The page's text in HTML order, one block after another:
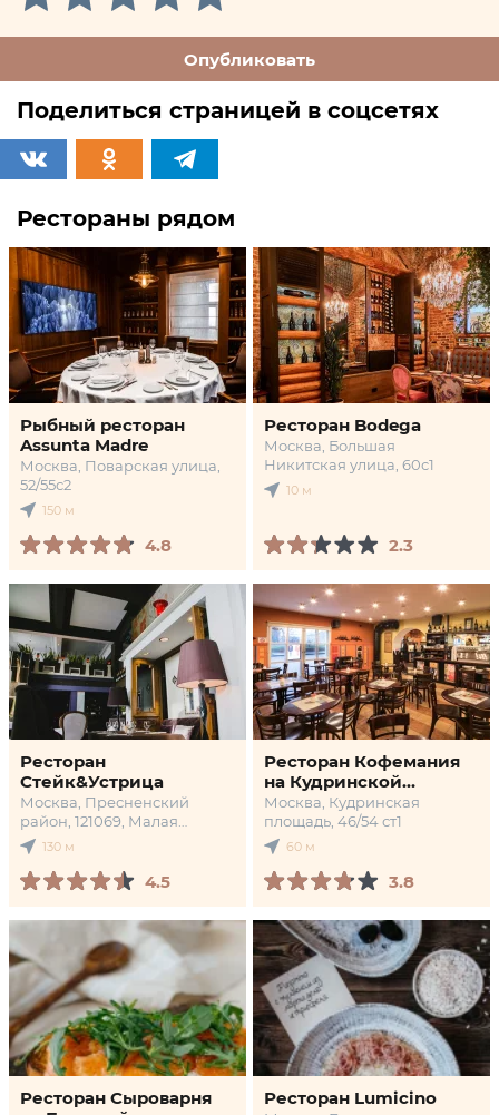
Опубликовать
Поделиться страницей в соцсетях
Рестораны рядом
Рыбный ресторан
Assunta Madre
Москва, Поварская улица,
52/55с2
150 м
4.8
Ресторан Bodega
Москва, Большая
Никитская улица, 60с1
10 м
2.3
Ресторан
Стейк&Устрица
Москва, Пресненский
район, 121069, Малая
Никитская улица, 27 с1
130 м
4.5
Ресторан Кофемания
на Кудринской
площади
Москва, Кудринская
площадь, 46/54 ст1
60 м
3.8
Ресторан Сыроварня
Ресторан Lumicino